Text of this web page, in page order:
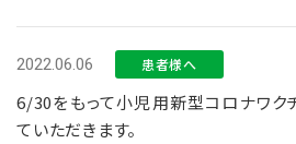
2022.06.06 患者様へ
6/30をもって小児用新型コロナワク
ていただきます。